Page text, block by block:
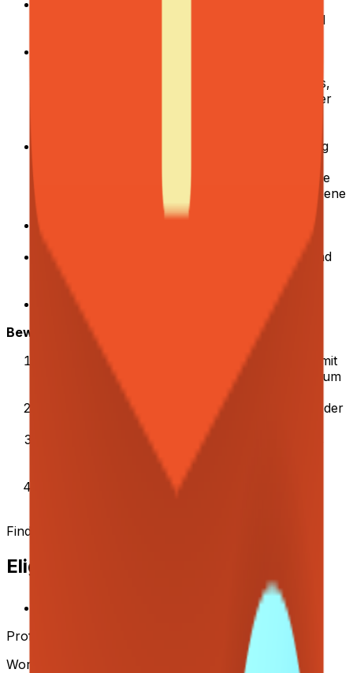
Gestalte das finanzielle Fundament einer schnell
wachstumsstarken, operativ intensiven Startups,
ein starkes Sprungbrett für spätere Finanz- oder
. Du arbeitest eng
regelmäßiges Feedback und lernst, wie operative
und finanzielle Entscheidungen auf Führungsebene
Top-Standort:
Arbeite aus unserem zentralen
Büro in Berlin-Mitte (Rosenthaler Platz).
Top-Produkt:
NPS-Werte von über 90 (B2B und
B2C) und konstant hohe Google-Bewertungen
zwischen 4,8 und 5,0 Sternen.
Arbeitslaptop
Bewerbungsprozess
Erstes Kennenlernen:
30-minütiges Gespräch mit
Sebastian oder Samuel (Strategy und Finance) um
Ziele und Kontext abzugleichen.
Take-Home Case zur Beurteilung der
Eignung für die Rolle.
Gespräch mit dem Gründerteam:
Interview mit dem CEO zur Abstimmung auf die
Kultureller Fit bei einem
Find
Eligibility / Benefits
Profile
Working student